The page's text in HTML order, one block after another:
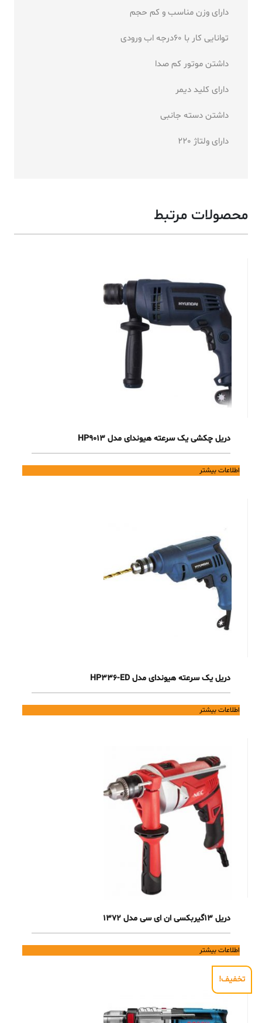
دارای وزن مناسب و کم حجم
توانایی کار با 60درجه اب ورودی
داشتن موتور کم صدا
دارای کلید دیمر
داشتن دسته جانبی
دارای ولتاژ 220
محصولات مرتبط
دریل چکشی یک سرعته هیوندای مدل HP9013
اطلاعات بیشتر
دریل یک سرعته هیوندای مدل HP336-ED
اطلاعات بیشتر
دریل 13گیربکسی ان ای سی مدل 1372
اطلاعات بیشتر
تخفیف!